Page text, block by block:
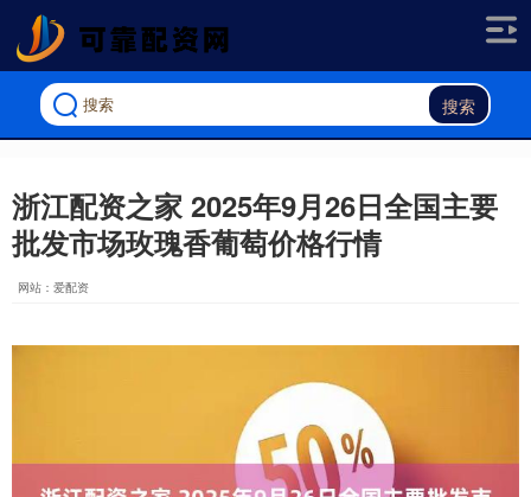
搜索
浙江配资之家 2025年9月26日全国主要
批发市场玫瑰香葡萄价格行情
网站：爱配资